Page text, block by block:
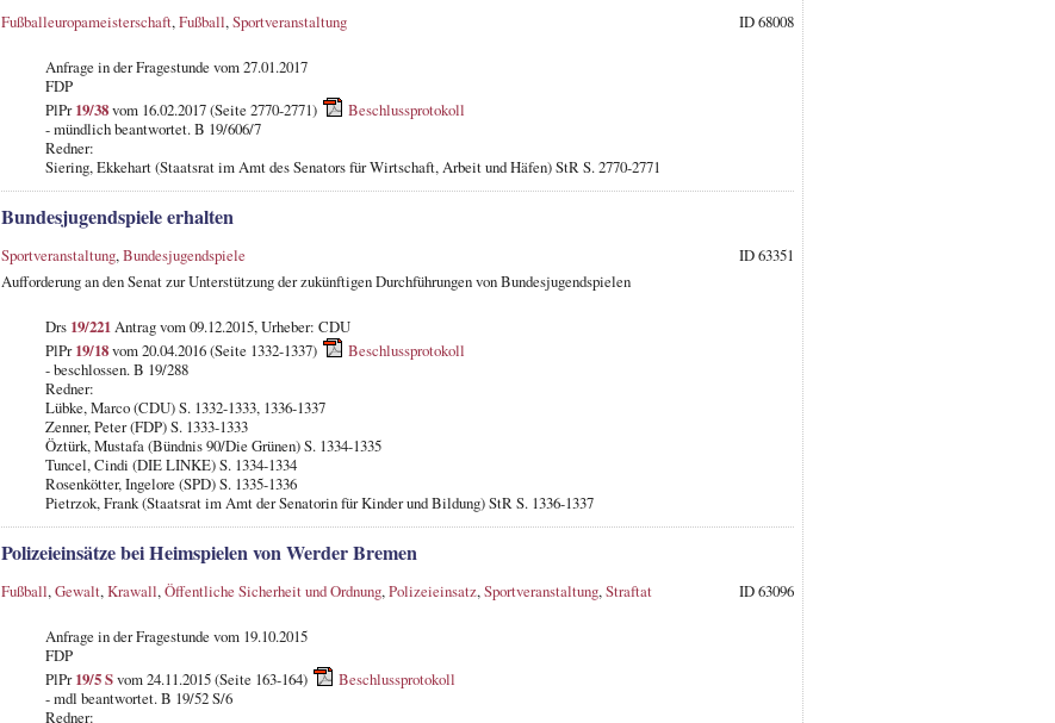
Fußballeuropameisterschaft,Fußball,Sportveranstaltung ID 68008
Anfrage in der Fragestunde vom 27.01.2017
FDP
PlPr19/38vom 16.02.2017 (Seite 2770-2771)
Beschlussprotokoll
- mündlich beantwortet. B 19/606/7
Redner:
Siering, Ekkehart (Staatsrat im Amt des Senators für Wirtschaft, Arbeit und Häfen) StR S. 2770-2771
Bundesjugendspiele erhalten
Sportveranstaltung,Bundesjugendspiele
ID 63351
Aufforderung an den Senat zur Unterstützung der zukünftigen Durchführungen von Bundesjugendspielen
Drs 19/221Antrag vom 09.12.2015, Urheber: CDU
PlPr19/18vom 20.04.2016 (Seite 1332-1337)
Beschlussprotokoll
- beschlossen. B 19/288
Redner:
Lübke, Marco (CDU) S. 1332-1333, 1336-1337
Zenner, Peter (FDP) S. 1333-1333
Öztürk, Mustafa (Bündnis 90/Die Grünen) S. 1334-1335
Tuncel, Cindi (DIE LINKE) S. 1334-1334
Rosenkötter, Ingelore (SPD) S. 1335-1336
Pietrzok, Frank (Staatsrat im Amt der Senatorin für Kinder und Bildung) StR S. 1336-1337
Polizeieinsätze bei Heimspielen von Werder Bremen
Fußball,Gewalt,Krawall,Öffentliche Sicherheit und Ordnung,Polizeieinsatz,Sportveranstaltung,Straftat ID 63096
Anfrage in der Fragestundevom 19.10.2015
FDP
PlPr19/5 Svom 24.11.2015 (Seite 163-164)
Beschlussprotokoll
- mdl beantwortet. B 19/52 S/6
Redner: